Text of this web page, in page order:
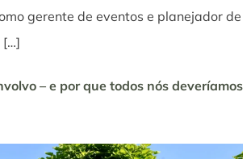
gerente de eventos e planejador de
[…]
– e por que todos nós deveríamos